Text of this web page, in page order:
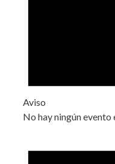
Aviso
No hay ningún evento